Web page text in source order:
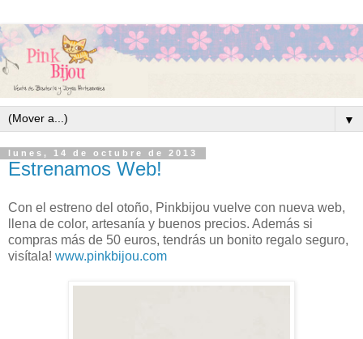
▼
lunes, 14 de octubre de 2013
Estrenamos Web!
Con el estreno del otoño, Pinkbijou vuelve con nueva web,
llena de color, artesanía y buenos precios. Además si
compras más de 50 euros, tendrás un bonito regalo seguro,
visítala! www.pinkbijou.com